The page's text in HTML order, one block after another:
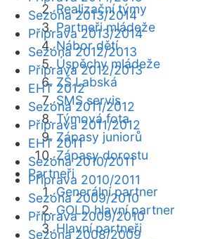
Realizační týmy
Partneři mládeže
Nábor dětí
Úspěchy mládeže
ZŠ Labská
SMS servis
Týmová fota
Zápasy juniorů
Zápasy dorostu
Partneři
Generální partner
GOLD hlavní partner
Hlavní partneři
Sezóna 2013/2014
Příprava 2013/2014
Sezóna 2012/2013
Příprava 2012/2013
EHT 2012
Sezóna 2011/2012
Příprava 2011/2012
EHT 2011
Sezóna 2010/2011
Příprava 2010/2011
Sezóna 2009/2010
Příprava 2009/2010
Sezóna 2008/2009